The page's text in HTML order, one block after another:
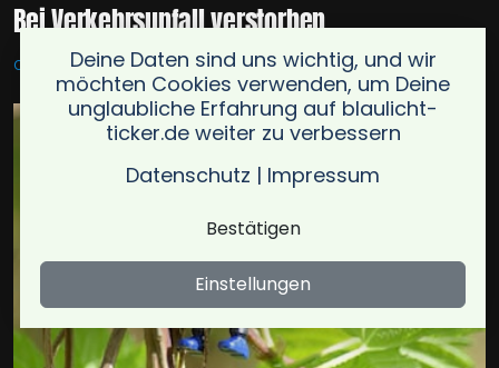
Bei Verkehrsunfall verstorben
OT HUTHOLZ 28.09.2024
Deine Daten sind uns wichtig, und wir
möchten Cookies verwenden, um Deine
unglaubliche Erfahrung auf blaulicht-
ticker.de weiter zu verbessern
Datenschutz | Impressum
Bestätigen
Einstellungen